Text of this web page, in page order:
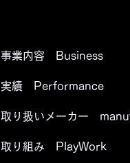
事業内容 Business
実績 Performance
取り扱いメーカー
取り組み PlayWork